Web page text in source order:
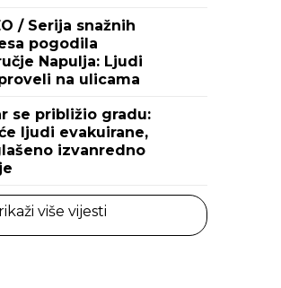
/ Serija snažnih
pogodila
Napulja: Ljudi
na ulicama
se približio gradu:
ljudi evakuirane,
izvanredno
više vijesti